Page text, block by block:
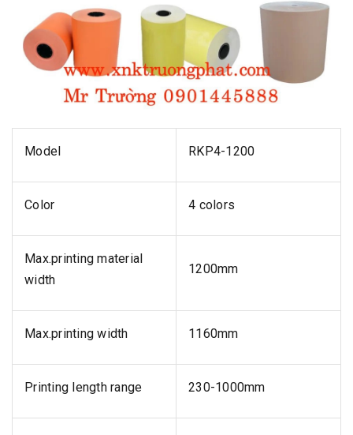
Model RKP4-1200
Color 4 colors
Max.printing material
width
1200mm
Max.printing width 1160mm
Printing length range 230-1000mm